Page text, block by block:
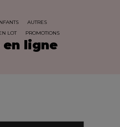
AUTRES
LOT PROMOTIONS
ligne